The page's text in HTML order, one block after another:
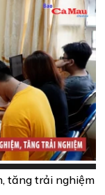
tăng trải nghiệm